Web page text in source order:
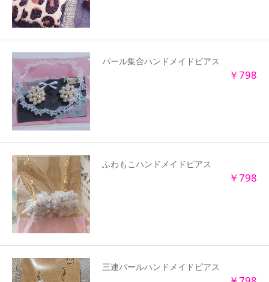
パール集合ハンドメイドピアス
￥798
ふわもこハンドメイドピアス
￥798
三連パールハンドメイドピアス